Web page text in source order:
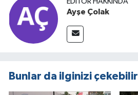
Ayşe Çolak
Bunlar da ilginizi çekebilir